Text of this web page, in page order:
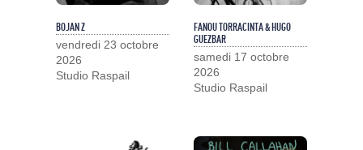
BOJAN Z
vendredi 23 octobre
2026
Studio Raspail
FANOU TORRACINTA & HUGO
GUEZBAR
samedi 17 octobre
2026
Studio Raspail